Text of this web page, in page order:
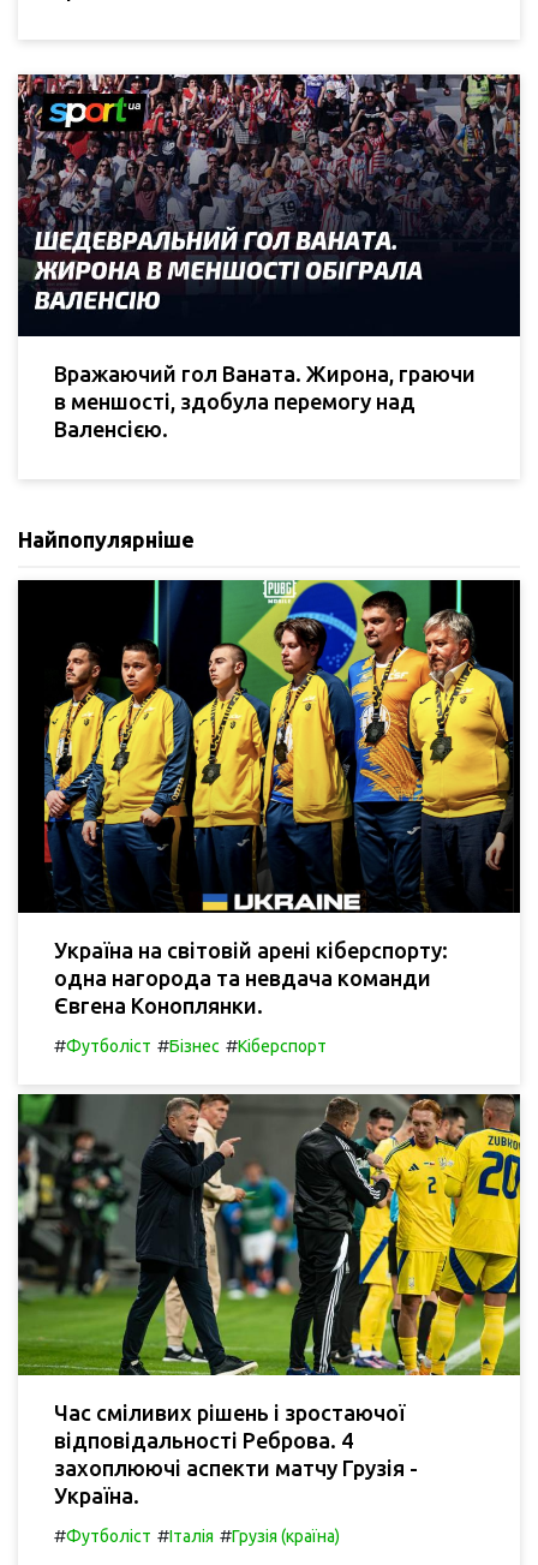
Вражаючий гол Ваната. Жирона, граючи
в меншості, здобула перемогу над
Валенсією.
Найпопулярніше
Україна на світовій арені кіберспорту:
одна нагорода та невдача команди
Євгена Коноплянки.
#Футболіст #Бізнес #Кіберспорт
Час сміливих рішень і зростаючої
відповідальності Реброва. 4
захоплюючі аспекти матчу Грузія -
Україна.
#Футболіст #Італія #Грузія (країна)